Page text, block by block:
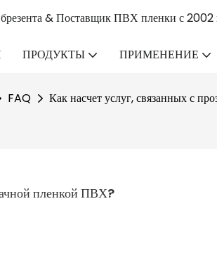
& Поставщик ПВХ пленки с 2002
ПРОДУКТЫ ПРИМЕНЕНИЕ
FAQ Как насчет услуг, связанных с
пленкой ПВХ?